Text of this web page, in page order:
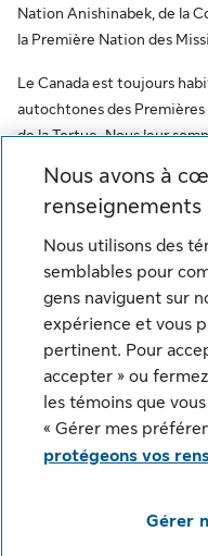
Nation Anishinabek, de la
la Première Nation des
Le Canada est toujours
autochtones des Premières
de la Tortue. Nous leur
respect des premiers
peuples autochtones. De
Life à l’égard des
qui font partie de ces
© Sun Life du Canada,
droits réservés.
Paramètres des témoins
Nous avons à
renseignements
Nous utilisons des
semblables pour
gens naviguent sur
expérience et vous
pertinent. Pour
accepter » ou
les témoins que
« Gérer mes
protégeons vos
Gérer